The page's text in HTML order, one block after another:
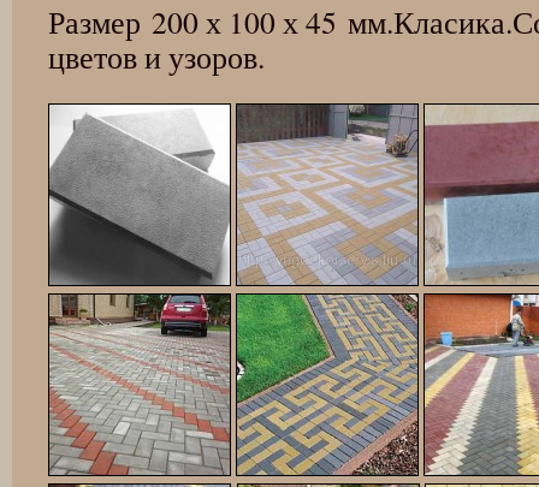
Размер 200 х 100 х 45
цветов и узоров.